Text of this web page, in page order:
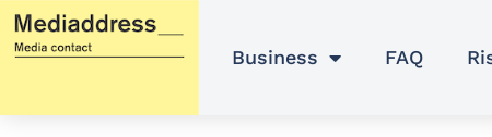
Vai
al
contenuto
Business FAQ